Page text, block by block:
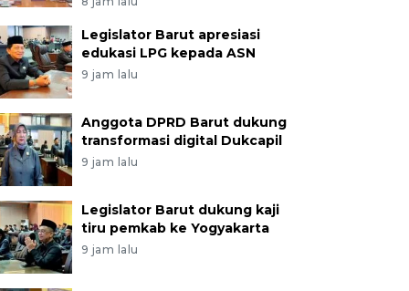
Legislator Barut apresiasi
edukasi LPG kepada ASN
9 jam lalu
Anggota DPRD Barut dukung
transformasi digital Dukcapil
9 jam lalu
Legislator Barut dukung kaji
tiru pemkab ke Yogyakarta
9 jam lalu